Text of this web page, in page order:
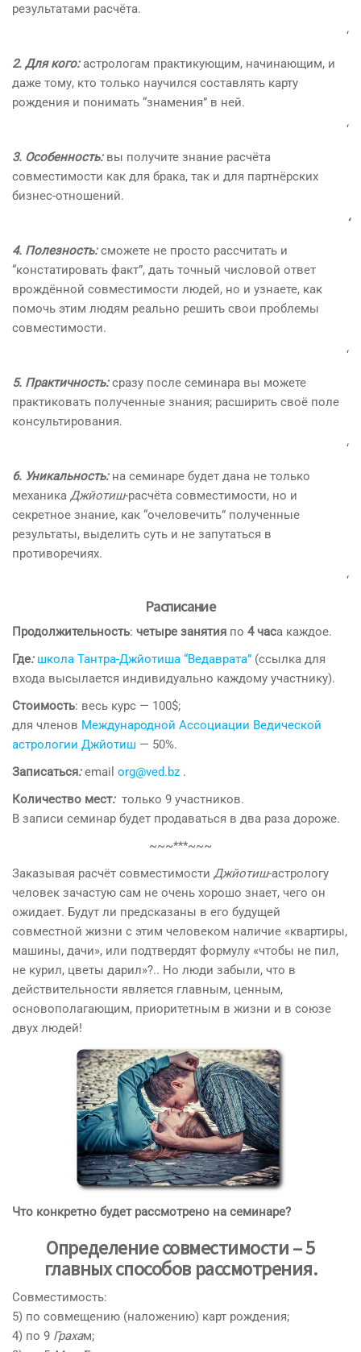
результатами расчёта.
‘
2. Для кого:астрологам практикующим, начинающим, и
даже тому, кто только научился составлять карту
рождения и понимать “знамения” в ней.
‘
3. Особенность: вы получите знание расчёта
совместимости как для брака, так и для партнёрских
бизнес-отношений.
‘
4. Полезность:сможете не просто рассчитать и
“констатировать факт”, дать точный числовой ответ
врождённой совместимости людей, но и узнаете, как
помочь этим людям реально решить свои проблемы
совместимости.
‘
5. Практичность:сразу после семинара вы можете
практиковать полученные знания; расширить своё поле
консультирования.
‘
6. Уникальность: на семинаре будет дана не только
механика Джйотиш-расчёта совместимости, но и
секретное знание, как “очеловечить” полученные
результаты, выделить суть и не запутаться в
противоречиях.
‘
Расписание
Продолжительность: четыре занятия по 4 часа каждое.
Где: школа Тантра-Джйотиша “Ведаврата” (ссылка для
входа высылается индивидуально каждому участнику).
Стоимость: весь курс — 100$;
для членов Международной Ассоциации Ведической
астрологии Джйотиш — 50%.
Записаться:email org@ved.bz .
Количество мест: только 9 участников.
В записи семинар будет продаваться в два раза дороже.
~~~***~~~
Заказывая расчёт совместимости Джйотиш-астрологу
человек зачастую сам не очень хорошо знает, чего он
ожидает. Будут ли предсказаны в его будущей
совместной жизни с этим человеком наличие «квартиры,
машины, дачи», или подтвердят формулу «чтобы не пил,
не курил, цветы дарил»?.. Но люди забыли, что в
действительности является главным, ценным,
основополагающим, приоритетным в жизни и в союзе
двух людей!
Что конкретно будет рассмотрено на семинаре?
Определение совместимости – 5
главных способов рассмотрения.
Совместимость:
5) по совмещению (наложению) карт рождения;
4) по 9 Грахам;